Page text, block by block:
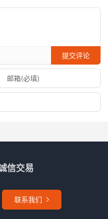
提交评论
信交易
联系我们 